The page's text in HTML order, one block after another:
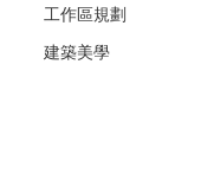
工作區規劃
建築美學